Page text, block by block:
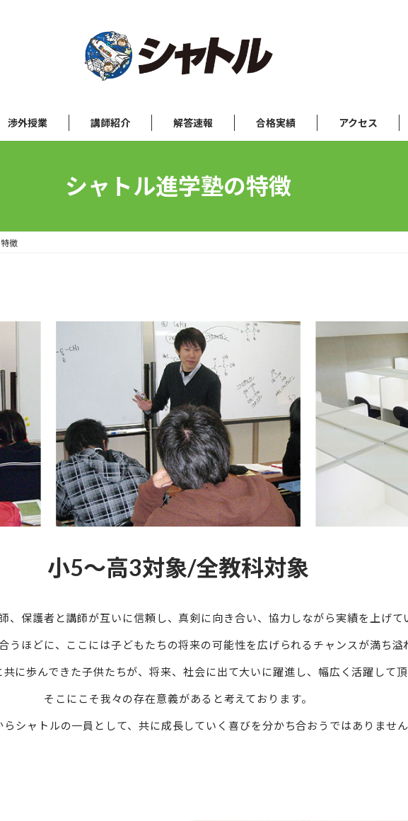
渉外授業 講師紹介 解答速報 合格実績 アクセス
シャトル進学塾の特徴
徴
小5～高3対象/全教科対象
、保護者と講師が互いに信頼し、真剣に向き合い、 協力しながら実績を上げて
うほどに、ここには子どもたちの将来の可能性を広げられるチャンスが満ち溢
に歩んできた子供たちが、将来、社会に出て大いに躍進し、幅広く活躍して頂
そこにこそ我々の存在意義があると考えております。
らシャトルの一員として、共に成長していく喜びを分かち合おうではありません